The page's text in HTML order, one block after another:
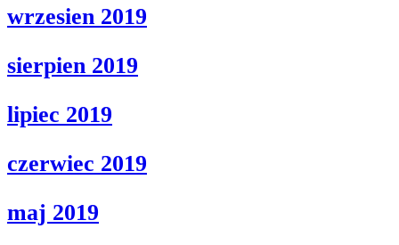
wrzesien 2019
sierpien 2019
lipiec 2019
czerwiec 2019
maj 2019